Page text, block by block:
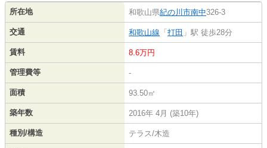
所在地 和歌山県紀の川市南中326-3
交通 和歌山線 「 打田 」駅 徒歩28分
賃料 8.6万円
管理費等 -
面積 93.50㎡
築年数 2016年 4月 (築10年)
種別/構造 テラス/木造